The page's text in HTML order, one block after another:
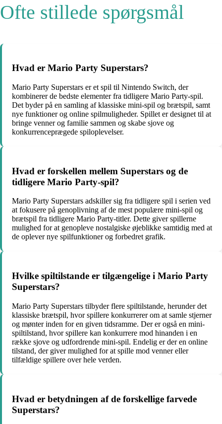
Ofte stillede spørgsmål
Hvad er Mario Party Superstars?
Mario Party Superstars er et spil til Nintendo Switch, der
kombinerer de bedste elementer fra tidligere Mario Party-spil.
Det byder på en samling af klassiske mini-spil og brætspil, samt
nye funktioner og online spilmuligheder. Spillet er designet til at
bringe venner og familie sammen og skabe sjove og
konkurrenceprægede spiloplevelser.
Hvad er forskellen mellem Superstars og de
tidligere Mario Party-spil?
Mario Party Superstars adskiller sig fra tidligere spil i serien ved
at fokusere på genoplivning af de mest populære mini-spil og
brætspil fra tidligere Mario Party-titler. Dette giver spillerne
mulighed for at genopleve nostalgiske øjeblikke samtidig med at
de oplever nye spilfunktioner og forbedret grafik.
Hvilke spiltilstande er tilgængelige i Mario Party
Superstars?
Mario Party Superstars tilbyder flere spiltilstande, herunder det
klassiske brætspil, hvor spillere konkurrerer om at samle stjerner
og mønter inden for en given tidsramme. Der er også en mini-
spiltilstand, hvor spillere kan konkurrere mod hinanden i en
række sjove og udfordrende mini-spil. Endelig er der en online
tilstand, der giver mulighed for at spille mod venner eller
tilfældige spillere over hele verden.
Hvad er betydningen af de forskellige farvede
Superstars?